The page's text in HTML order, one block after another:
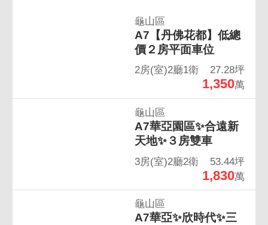
龜山區
A7【丹佛花都】低總
價２房平面車位
2房(室)2廳1衛 27.28坪
1,350萬
龜山區
A7華亞園區✨合遠新
天地✨３房雙車
3房(室)2廳2衛 53.44坪
1,830萬
龜山區
A7華亞✨欣時代✨三